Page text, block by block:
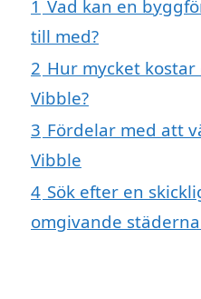
1 Vad kan en
till med?
2 Hur mycket
Vibble?
3 Fördelar med att
Vibble
4 Sök efter en
omgivande